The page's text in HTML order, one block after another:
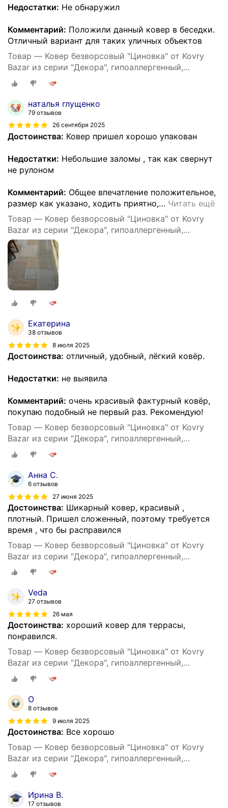
Недостатки: Не обнаружил
Комментарий: Положили данный ковер в беседки.
Отличный вариант для таких уличных объектов
Товар — Ковер безворсовый "Циновка" от Kovry
Bazar из серии "Декора", гипоаллергенный,
прямоугольный, 200х290 см
наталья глущенко
79 отзывов
26 сентября 2025
Достоинства: Ковер пришел хорошо упакован
Недостатки: Небольшие заломы , так как свернут
не рулоном
Комментарий: Общее впечатление положительное,
размер как указано, ходить приятно,… Читать ещё
Товар — Ковер безворсовый "Циновка" от Kovry
Bazar из серии "Декора", гипоаллергенный,
прямоугольный, 200х290 см
Екатерина
38 отзывов
8 июля 2025
Достоинства: отличный, удобный, лёгкий ковёр.
Недостатки: не выявила
Комментарий: очень красивый фактурный ковёр,
покупаю подобный не первый раз. Рекомендую!
Товар — Ковер безворсовый "Циновка" от Kovry
Bazar из серии "Декора", гипоаллергенный,
прямоугольный, 200х290 см
Анна С.
6 отзывов
27 июня 2025
Достоинства: Шикарный ковер, красивый ,
плотный. Пришел сложенный, поэтому требуется
время , что бы расправился
Товар — Ковер безворсовый "Циновка" от Kovry
Bazar из серии "Декора", гипоаллергенный,
прямоугольный, 200х290 см
Veda
27 отзывов
26 мая
Достоинства: хороший ковер для террасы,
понравился.
Товар — Ковер безворсовый "Циновка" от Kovry
Bazar из серии "Декора", гипоаллергенный,
прямоугольный, 200х290 см
О
8 отзывов
9 июля 2025
Достоинства: Все хорошо
Товар — Ковер безворсовый "Циновка" от Kovry
Bazar из серии "Декора", гипоаллергенный,
прямоугольный, 200х290 см
Ирина В.
17 отзывов